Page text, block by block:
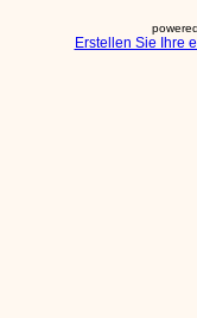
Erstellen Sie Ihre